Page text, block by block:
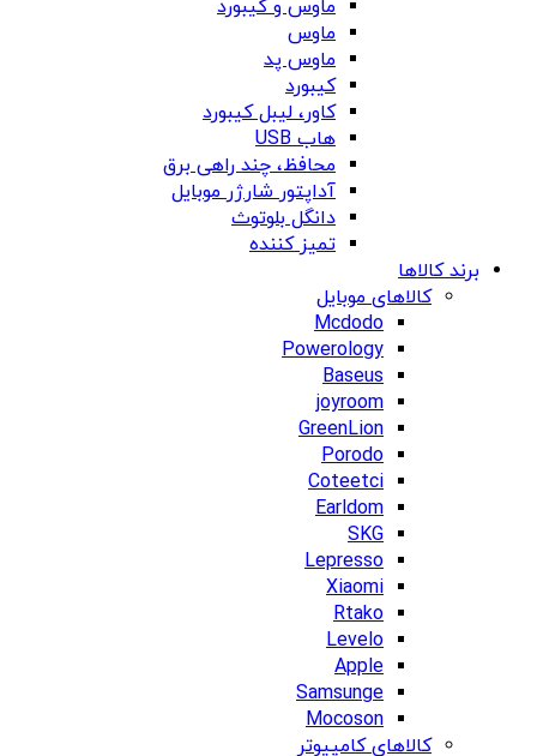
ماوس و کیبورد
ماوس
ماوس پد
کیبورد
کاور، لیبل کیبورد
هاب USB
محافظ، چند راهی برق
آداپتور شارژر موبایل
دانگل بلوتوث
تمیز کننده
برند کالاها
کالاهای موبایل
Mcdodo
Powerology
Baseus
joyroom
GreenLion
Porodo
Coteetci
Earldom
SKG
Lepresso
Xiaomi
Rtako
Levelo
Apple
Samsunge
Mocoson
کالاهای کامپیوتر